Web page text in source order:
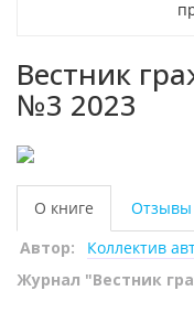
Вестник
№3 2023
О книге Отзывы
Автор:
Коллектив
Журнал "Вестник